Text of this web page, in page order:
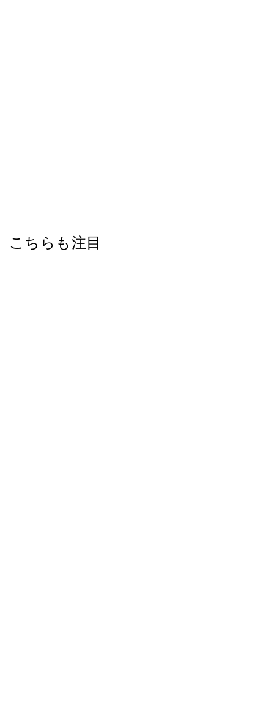
こちらも注目